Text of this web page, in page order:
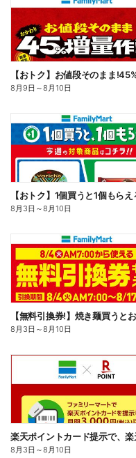
8月9日 ～8月10日
8月3日 ～8月10日
8月3日 ～8月10日
8月3日 ～8月10日